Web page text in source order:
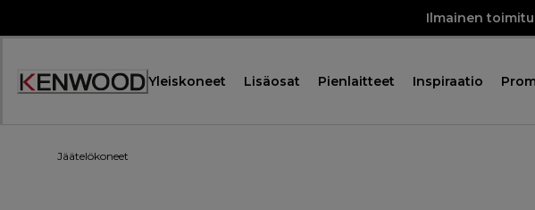
Ilmainen
Yleiskoneet Lisäosat Pienlaitteet Inspiraatio
Jäätelökoneet